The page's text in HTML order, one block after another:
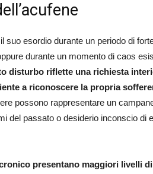
suo esordio durante un periodo di
durante un momento di caos
disturbo riflette una richiesta
a riconoscere la propria
possono rappresentare un
del passato o desiderio inconscio di
presentano maggiori livelli